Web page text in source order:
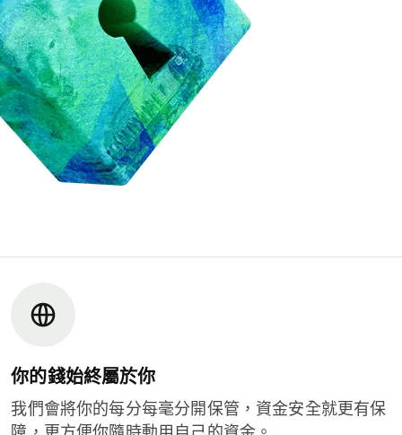
你的錢始終屬於你
我們會將你的每分每毫分開保管，資金安全就更有保